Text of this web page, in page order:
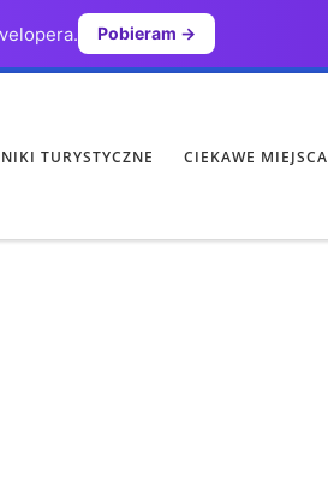
Pobieram →
TURYSTYCZNE CIEKAWE MIEJSCA